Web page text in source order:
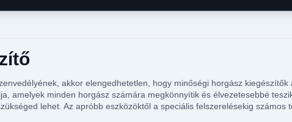
akkor elengedhetetlen, hogy minőségi horgász
amelyek minden horgász számára megkönnyítik és élvezetesebbé
lehet. Az apróbb eszközöktől a speciális felszerelésekig